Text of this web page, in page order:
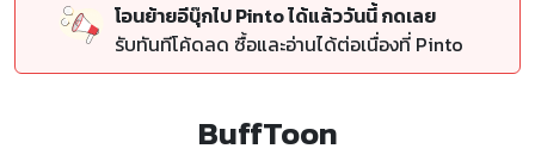
โอนย้ายอีบุ๊กไป Pinto ได้แล้ววันนี้ กดเลย
รับทันทีโค้ดลด ซื้อและอ่านได้ต่อเนื่องที่ Pinto
BuffToon